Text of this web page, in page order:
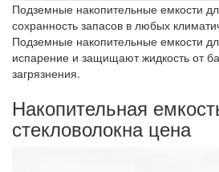
Подземные накопительные емкости
сохранность запасов в любых
Подземные накопительные емкости
испарение и защищают жидкость от
загрязнения.
Накопительная
стекловолокна цена